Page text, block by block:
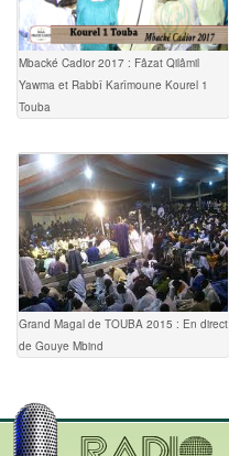
Mbacké Cadior 2017 : Fâzat Qilâmil
Yawma et Rabbî Karîmoune Kourel 1
Touba
Grand Magal de TOUBA 2015 : En direct
de Gouye Mbind